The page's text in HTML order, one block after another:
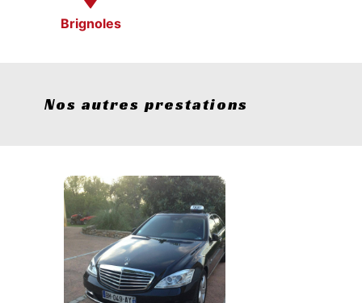
Brignoles
Nos autres prestations